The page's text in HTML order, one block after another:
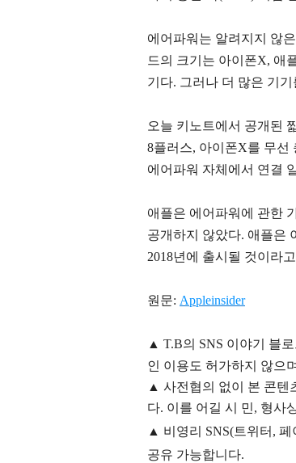
에어파워는 알려지지 않
드의 크기는 아이폰X, 애
기다. 그러나 더 많은 기
오늘 키노트에서 공개된
8플러스, 아이폰X를 무선
에어파워 자체에서 연결
애플은 에어파워에 관한
공개하지 않았다. 애플은
2018년에 출시될 것이라
원문: Appleinsider
▲ T.B의 SNS 이야기 블
인 이용도 허가하지 않으
▲ 사전협의 없이 본 콘텐
다. 이를 어길 시 민, 형사
▲ 비영리 SNS(트위터,
공유 가능합니다.